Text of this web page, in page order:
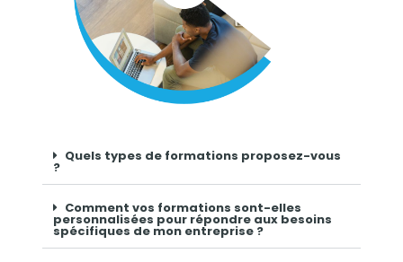
Quels types de formations proposez-vous
?
Comment vos formations sont-elles
personnalisées pour répondre aux besoins
spécifiques de mon entreprise ?